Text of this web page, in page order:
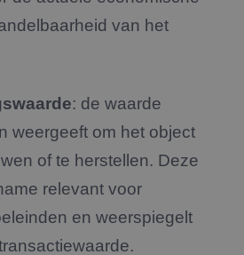
van het
: de waarde
weergeeft om het object
of te herstellen. Deze
relevant voor
en weerspiegelt